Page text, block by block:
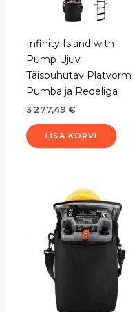
Infinity Island with
Pump Ujuv
Täispuhutav Platvorm
Pumba ja Redeliga
3 277,49€
LISA KORVI